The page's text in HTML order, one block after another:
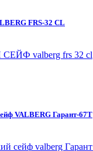
FRS-32 CL
VALBERG Гарант-67Т